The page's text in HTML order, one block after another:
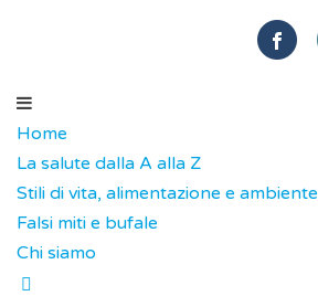
Home
La salute dalla A alla Z
Stili di vita, alimentazione e ambiente
Falsi miti e bufale
Chi siamo